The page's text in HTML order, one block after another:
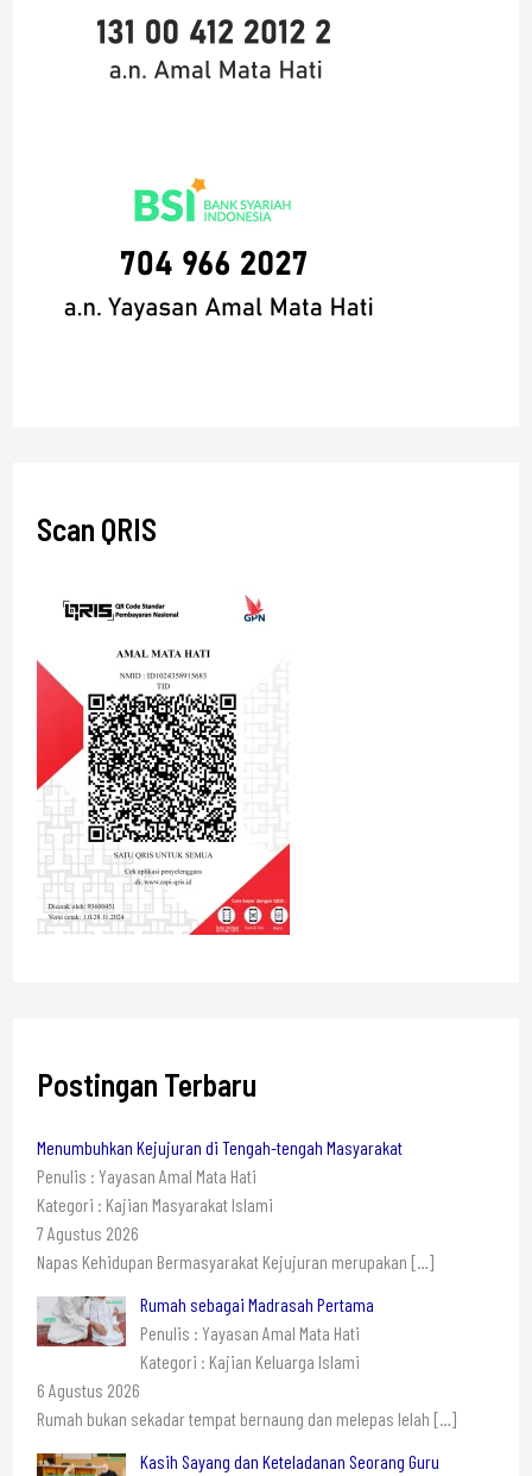
Scan QRIS
Postingan Terbaru
Menumbuhkan Kejujuran di Tengah-tengah Masyarakat
Penulis : Yayasan Amal Mata Hati
Kategori : Kajian Masyarakat Islami
7 Agustus 2026
Napas Kehidupan Bermasyarakat Kejujuran merupakan […]
Rumah sebagai Madrasah Pertama
Penulis : Yayasan Amal Mata Hati
Kategori : Kajian Keluarga Islami
6 Agustus 2026
Rumah bukan sekadar tempat bernaung dan melepas lelah […]
Kasih Sayang dan Keteladanan Seorang Guru